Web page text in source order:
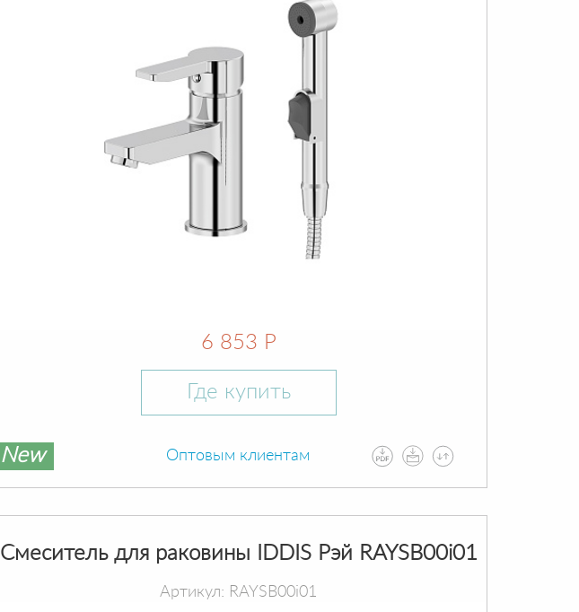
6 853 Р
Где купить
New Оптовым клиентам
Смеситель для раковины IDDIS Рэй RAYSB00i01
Артикул: RAYSB00i01